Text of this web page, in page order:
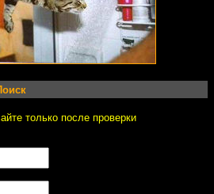
только после проверки